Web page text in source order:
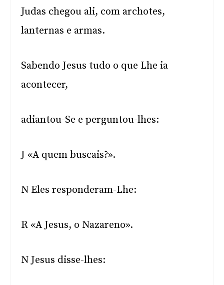
Judas chegou ali, com archotes,
lanternas e armas.
Sabendo Jesus tudo o que Lhe ia
acontecer,
adiantou-Se e perguntou-lhes:
J «A quem buscais?».
N Eles responderam-Lhe:
R «A Jesus, o Nazareno».
N Jesus disse-lhes: